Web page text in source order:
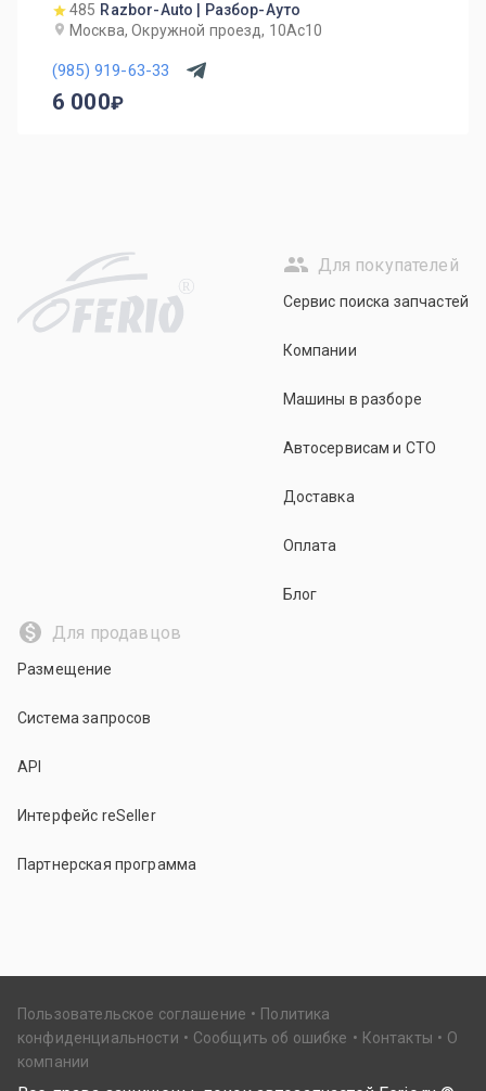
485 Razbor-Auto | Разбор-Ауто
Москва, Окружной проезд, 10Ас10
(985) 919-63-33
6 000
R
Для покупателей
Сервис поиска запчастей
Компании
Машины в разборе
Автосервисам и СТО
Доставка
Оплата
Блог
Для продавцов
Размещение
Система запросов
API
Интерфейс reSeller
Партнерская программа
Пользовательское соглашение
Политика
конфиденциальности
Сообщить об ошибке Контакты
О
компании